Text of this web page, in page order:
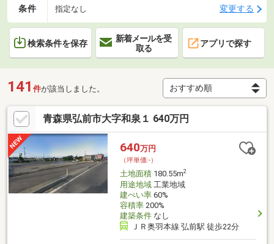
条件 指定なし 変更する
検索条件を保存
新着メールを受
取る
アプリで探す
141 件が該当しました。
青森県弘前市大字和泉１ 640万円
640万円
（坪単価:-）
土地面積180.55m2
用途地域工業地域
建ぺい率60%
容積率200%
建築条件なし
ＪＲ奥羽本線 弘前駅 徒歩22分